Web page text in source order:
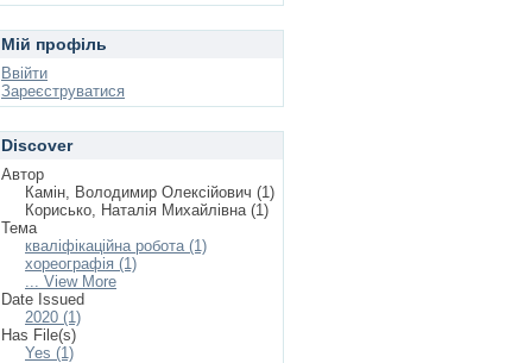
Мій профіль
Ввійти
Зареєструватися
Discover
Автор
Камін, Володимир Олексійович (1)
Корисько, Наталія Михайлівна (1)
Тема
кваліфікаційна робота (1)
хореографія (1)
... View More
Date Issued
2020 (1)
Has File(s)
Yes (1)